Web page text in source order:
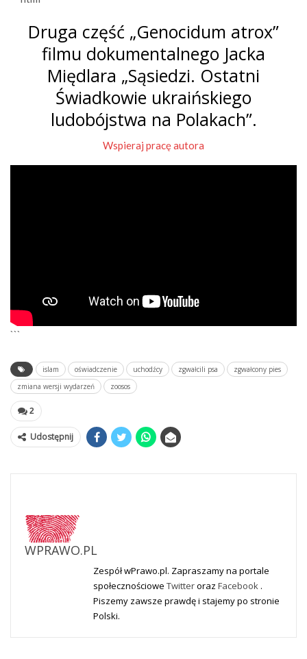
Druga część „Genocidum atrox”
filmu dokumentalnego Jacka
Międlara „Sąsiedzi. Ostatni
Świadkowie ukraińskiego
ludobójstwa na Polakach”.
Wspieraj pracę autora
```
islam oświadczenie uchodźcy zgwałcili psa
zgwałcony pies
zmiana wersji wydarzeń
zoosos
2
Udostępnij
WPRAWO.PL
Zespół wPrawo.pl. Zapraszamy na portale
społecznościowe Twitteroraz Facebook .
Piszemy zawsze prawdę i stajemy po stronie
Polski.